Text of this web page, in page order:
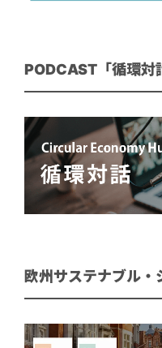
PODCAST「循環対
欧州サステナブル・